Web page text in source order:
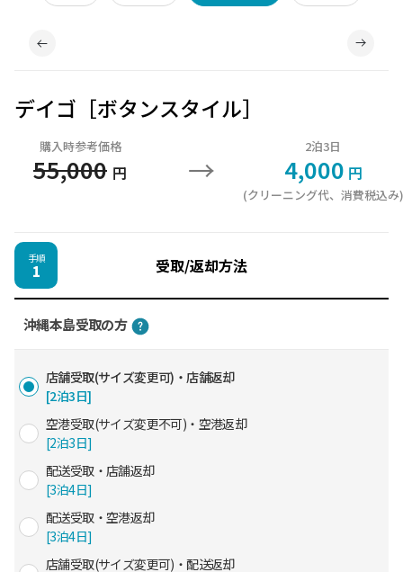
デイゴ［ボタンスタイル］
購入時参考価格
55,000 円 →
2泊3日
4,000 円
(クリーニング代、消費税込み)
手順
1 受取/返却方法
沖縄本島受取の方
店舗受取(サイズ変更可)・店舗返却
[2泊3日]
空港受取(サイズ変更不可)・空港返却
[2泊3日]
配送受取・店舗返却
[3泊4日]
配送受取・空港返却
[3泊4日]
店舗受取(サイズ変更可)・配送返却